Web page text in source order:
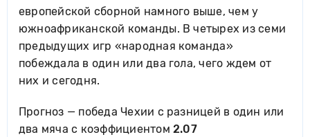
европейской сборной намного выше, чем у
южноафриканской команды. В четырех из семи
предыдущих игр «народная команда»
побеждала в один или два гола, чего ждем от
них и сегодня.
Прогноз — победа Чехии с разницей в один или
два мяча c коэффициентом 2.07